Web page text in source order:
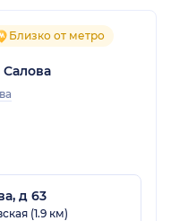
Близко от метро
д 63
(1.9 км)